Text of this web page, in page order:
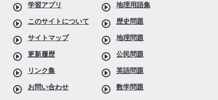
学習アプリ
このサイトについて
サイトマップ
更新履歴
リンク集
お問い合わせ
地理用語集
歴史問題
地理問題
公民問題
英語問題
数学問題